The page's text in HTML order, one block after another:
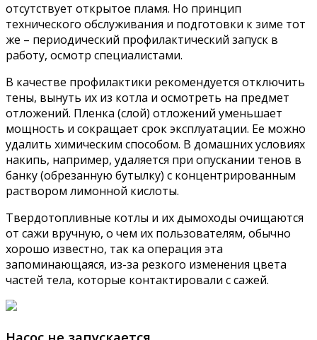
отсутствует открытое пламя. Но принцип
технического обслуживания и подготовки к зиме тот
же – периодический профилактический запуск в
работу, осмотр специалистами.
В качестве профилактики рекомендуется отключить
тены, вынуть их из котла и осмотреть на предмет
отложений. Пленка (слой) отложений уменьшает
мощность и сокращает срок эксплуатации. Ее можно
удалить химическим способом. В домашних условиях
накипь, например, удаляется при опускании тенов в
банку (обрезанную бутылку) с концентрированным
раствором лимонной кислоты.
Твердотопливные котлы и их дымоходы очищаются
от сажи вручную, о чем их пользователям, обычно
хорошо известно, так ка операция эта
запоминающаяся, из-за резкого изменения цвета
частей тела, которые контактировали с сажей.